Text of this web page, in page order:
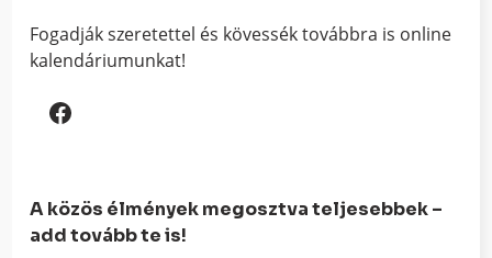
Fogadják szeretettel és kövessék továbbra is online
kalendáriumunkat!
Facebook
A közös élmények megosztva teljesebbek –
add tovább te is!